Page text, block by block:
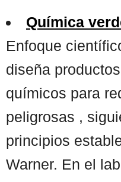
Química
Enfoque
diseña
químicos para
peligrosas ,
principios
Warner. En el